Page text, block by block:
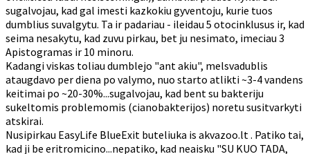
sugalvojau, kad gal imesti kazkokiu gyventoju, kurie tuos
dumblius suvalgytu. Ta ir padariau - ileidau 5 otocinklusus ir, kad
seima nesakytu, kad zuvu pirkau, bet ju nesimato, imeciau 3
Apistogramas ir 10 minoru.
Kadangi viskas toliau dumblejo "ant akiu", melsvadublis
ataugdavo per diena po valymo, nuo starto atlikti ~3-4 vandens
keitimai po ~20-30%...sugalvojau, kad bent su bakteriju
sukeltomis problemomis (cianobakterijos) noretu susitvarkyti
atskirai.
Nusipirkau EasyLife BlueExit buteliuka is akvazoo.lt . Patiko tai,
kad ji be eritromicino...nepatiko, kad neaisku "SU KUO TADA,